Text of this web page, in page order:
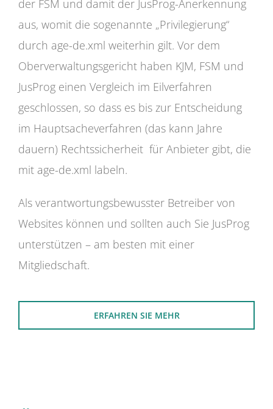
der FSM und damit der JusProg-Anerkennung
aus, womit die sogenannte „Privilegierung“
durch age-de.xml weiterhin gilt. Vor dem
Oberverwaltungsgericht haben KJM, FSM und
JusProg einen Vergleich im Eilverfahren
geschlossen, so dass es bis zur Entscheidung
im Hauptsacheverfahren (das kann Jahre
dauern) Rechtssicherheit für Anbieter gibt, die
mit age-de.xml labeln.
Als verantwortungsbewusster Betreiber von
Websites können und sollten auch Sie JusProg
unterstützen – am besten mit einer
Mitgliedschaft.
ERFAHREN SIE MEHR